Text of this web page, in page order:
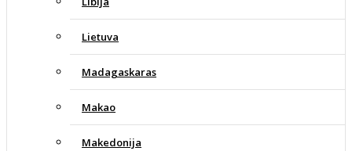
Lietuva
Madagaskaras
Makao
Makedonija